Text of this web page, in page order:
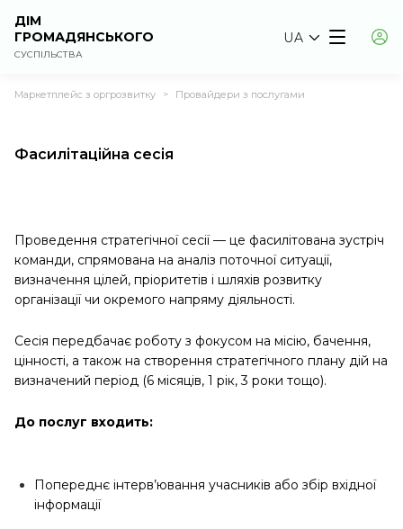
ДІМ
ГРОМАДЯНСЬКОГО
СУСПІЛЬСТВА
UA
Маркетплейс з оргрозвитку > Провайдери з послугами
Фасилітаційна сесія
Проведення стратегічної сесії — це фасилітована зустріч
команди, спрямована на аналіз поточної ситуації,
визначення цілей, пріоритетів і шляхів розвитку
організації чи окремого напряму діяльності.
Сесія передбачає роботу з фокусом на місію, бачення,
цінності, а також на створення стратегічного плану дій на
визначений період (6 місяців, 1 рік, 3 роки тощо).
До послуг входить:
Попереднє інтерв’ювання учасників або збір вхідної
інформації